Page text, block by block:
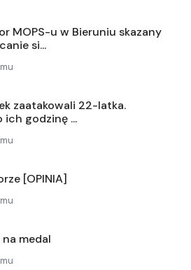
MOPS-u w Bieruniu skazany
si...
zaatakowali 22-latka.
ich godzinę ...
[OPINIA]
medal